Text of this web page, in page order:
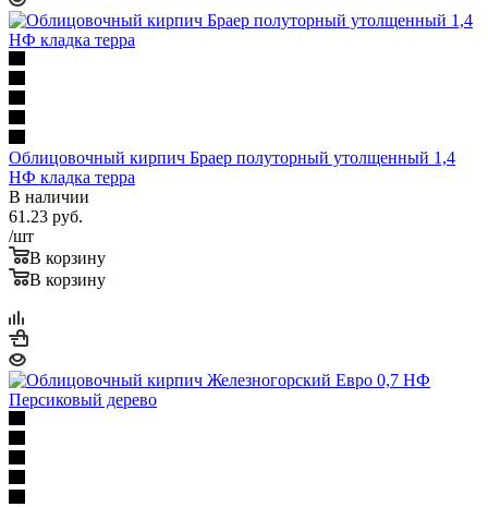
Облицовочный кирпич Браер полуторный утолщенный 1,4
НФ кладка терра
В наличии
61.23 руб.
/шт
В корзину
В корзину